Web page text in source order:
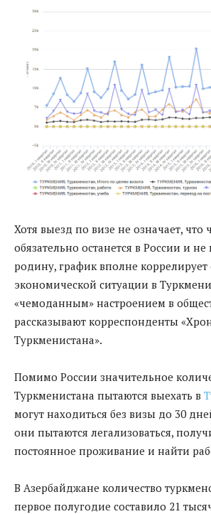
Хотя выезд по визе не означает, что
обязательно останется в России и не
родину, график вполне
экономической ситуации в
«чемоданным» настроением в
рассказывают корреспонденты
Туркменистана».
Помимо России значительное
Туркменистана пытаются выехать в
могут находиться без визы до 30
они пытаются легализоваться,
постоянное проживание и найти
В Азербайджане количество
первое полугодие составило 21